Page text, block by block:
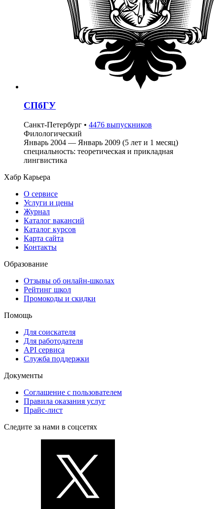
СПбГУ
Санкт-Петербург • 4476 выпускников
Филологический
Январь 2004 — Январь 2009 (5 лет и 1 месяц)
специальность: теоретическая и прикладная
лингвистика
Хабр Карьера
О сервисе
Услуги и цены
Журнал
Каталог вакансий
Каталог курсов
Карта сайта
Контакты
Образование
Отзывы об онлайн-школах
Рейтинг школ
Промокоды и скидки
Помощь
Для соискателя
Для работодателя
API сервиса
Служба поддержки
Документы
Соглашение с пользователем
Правила оказания услуг
Прайс-лист
Следите за нами в соцсетях